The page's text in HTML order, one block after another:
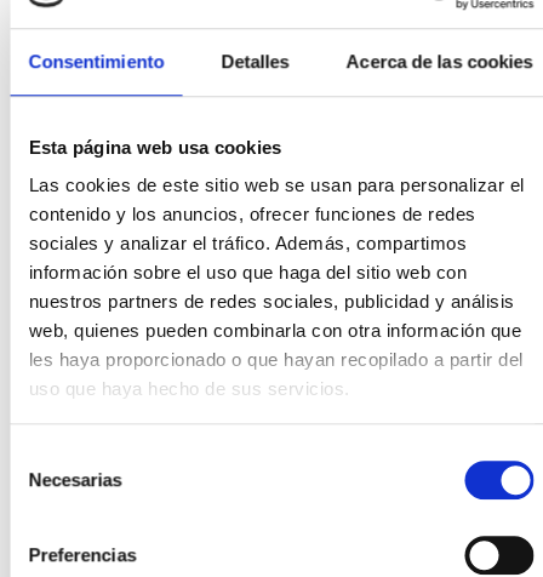
Consentimiento Detalles Acerca de las cookies
Esta página web usa cookies
Las cookies de este sitio web se usan para personalizar el
contenido y los anuncios, ofrecer funciones de redes
sociales y analizar el tráfico. Además, compartimos
información sobre el uso que haga del sitio web con
nuestros partners de redes sociales, publicidad y análisis
web, quienes pueden combinarla con otra información que
les haya proporcionado o que hayan recopilado a partir del
uso que haya hecho de sus servicios.
Necesarias
Preferencias
La participación de
Udalsarea 2030 en
proyectos europeos
como LIFE Octopus
también adquiere
relevancia, siendo
una iniciativa
orientada a reforzar
las capacidades
locales para la
implementación de
energía.
En este contexto, la
2030 en proyectos europeos
como LIFE Octopus también
adquiere relevancia, siendo
reforzar las capacidades
locales para la adaptación al
cambio climático y la
implementación de planes de
clima y energía. Esta labor se
canaliza en Euskadi a través
entidades europeas para
desarrollar herramientas,
innovadoras que faciliten a
los municipios avanzar hacia